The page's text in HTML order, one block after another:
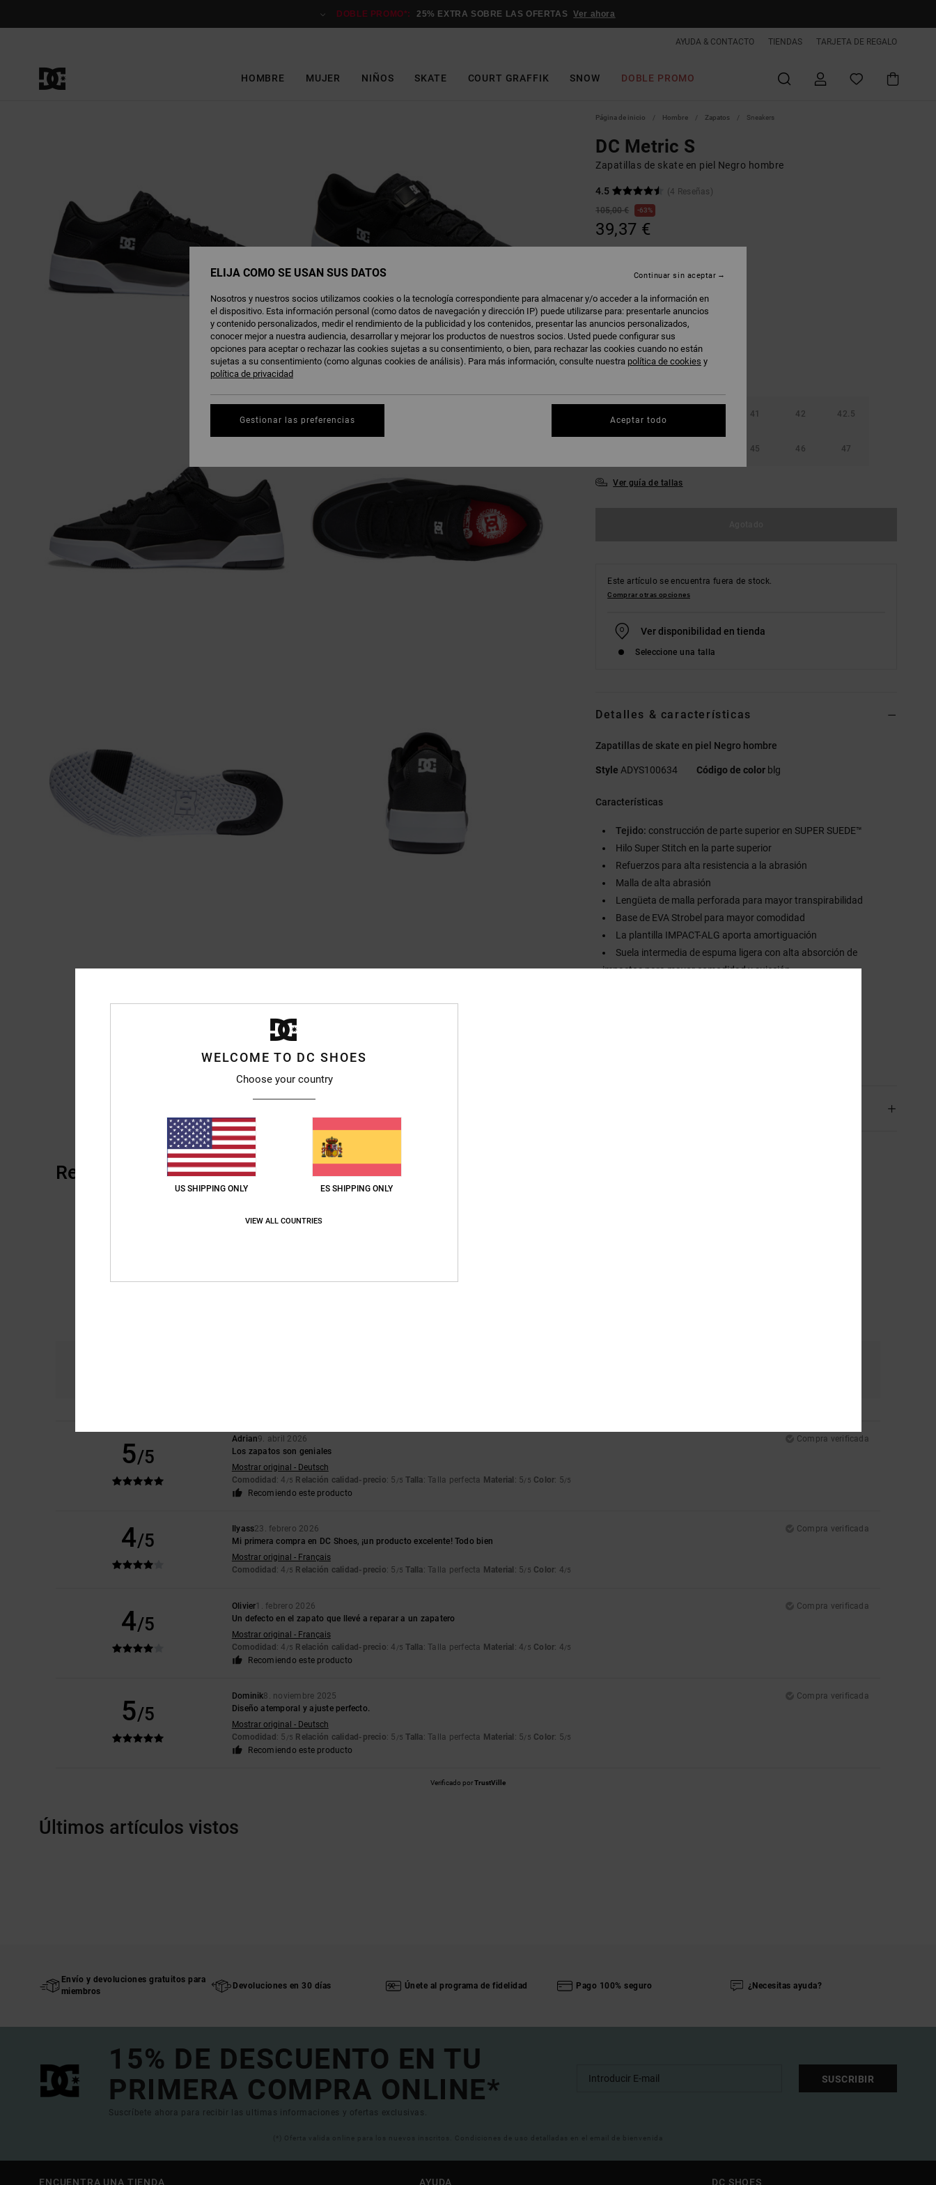
DOBLE PROMO*: 25% EXTRA SOBRE LAS OFERTAS Ver ahora
AYUDA & CONTACTO TIENDAS TARJETA DE REGALO
HOMBRE MUJER NIÑOS SKATE COURT GRAFFIK SNOW DOBLE PROMO
Página de inicio Hombre Zapatos Sneakers
DC Metric S
Zapatillas de skate en piel Negro hombre
4.5
(4 Reseñas)
105,00 €
63%
39,37 €
ColorBlack/grey
41 42 42.5
45 46 47
Ver guía de tallas
Este artículo se encuentra fuera de stock.
Comprar otras opciones
Ver disponibilidad en tienda
Seleccione una talla
Detalles & características
Zapatillas de skate en piel Negro hombre
Style ADYS100634 Código de color blg
Características
Tejido: construcción de parte superior en SUPER SUEDE™
Hilo Super Stitch en la parte superior
Refuerzos para alta resistencia a la abrasión
Malla de alta abrasión
Lengüeta de malla perforada para mayor transpirabilidad
Base de EVA Strobel para mayor comodidad
La plantilla IMPACT-ALG aporta amortiguación
Suela intermedia de espuma ligera con alta absorción de
impactos para mayor comodidad y sujeción
Reseñas de los clientes
5/5
Adrian9. abril 2026
Compra verificada
Los zapatos son geniales
Mostrar original - Deutsch
Comodidad : 4 /5 Relación calidad-precio: 5 /5 Talla: Talla perfecta Material : 5/5 Color: 5/5
Recomiendo este producto
4/5
Ilyass23. febrero 2026
Compra verificada
Mi primera compra en DC Shoes, ¡un producto excelente! Todo bien
Mostrar original - Français
Comodidad : 4 /5 Relación calidad-precio: 5 /5 Talla: Talla perfecta Material : 5/5 Color: 4/5
4/5
Olivier1. febrero 2026
Compra verificada
Un defecto en el zapato que llevé a reparar a un zapatero
Mostrar original - Français
Comodidad : 4 /5 Relación calidad-precio: 4 /5 Talla: Talla perfecta Material : 4/5 Color: 4/5
Recomiendo este producto
5/5
Dominik8. noviembre 2025
Compra verificada
Diseño atemporal y ajuste perfecto.
Mostrar original - Deutsch
Comodidad : 5 /5 Relación calidad-precio: 5 /5 Talla: Talla perfecta Material : 5/5 Color: 5/5
Recomiendo este producto
Verificado porTrustVille
Últimos artículos vistos
Envío y devoluciones gratuitos para
miembros
Devoluciones en 30 días Únete al programa de fidelidad Pago 100% seguro ¿Necesitas ayuda?
15% DE DESCUENTO EN TU
PRIMERA COMPRA ONLINE*
Suscríbete ahora para recibir las ultimas informaciones y ofertas exclusivas.
SUSCRIBIR
(*) Oferta valida online para los nuevos inscritos. Condiciones de uso detalladas en el email de bienvenida
ENCUENTRA UNA TIENDA AYUDA DC SHOES
WELCOME TO DC SHOES
Choose your country
US SHIPPING ONLY ES SHIPPING ONLY
VIEW ALL COUNTRIES
ELIJA CÓMO SE USAN SUS DATOS
Nosotros y nuestros socios utilizamos cookies o la tecnología correspondiente para almacenar y/o acceder a la información en
el dispositivo. Esta información personal (como datos de navegación y dirección IP) puede utilizarse para: presentarle anuncios
y contenido personalizados, medir el rendimiento de la publicidad y los contenidos, presentar las anuncios personalizados,
conocer mejor a nuestra audiencia, desarrollar y mejorar los productos de nuestros socios. Usted puede configurar sus
opciones para aceptar o rechazar las cookies sujetas a su consentimiento, o bien, para rechazar las cookies cuando no están
sujetas a su consentimiento (como algunas cookies de análisis). Para más información, consulte nuestra política de cookies y
política de privacidad
Gestionar las preferencias
Continuar sin aceptar
Aceptar todo